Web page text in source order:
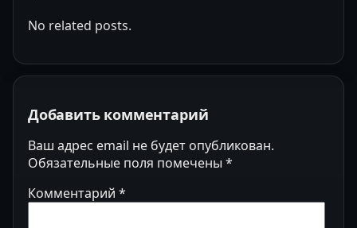
No related posts.
Добавить комментарий
Ваш адрес email не будет опубликован.
Обязательные поля помечены *
Комментарий *